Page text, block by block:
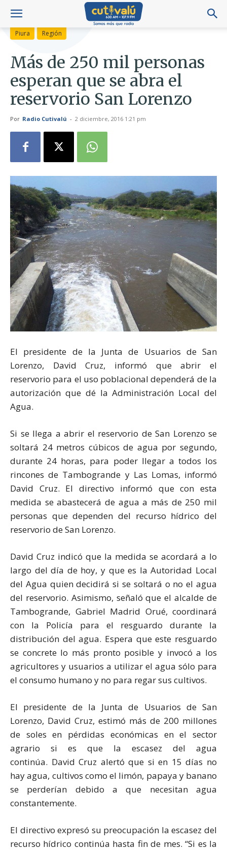
Piura Región
Más de 250 mil personas
esperan que se abra el
reservorio San Lorenzo
Por Radio Cutivalú - 2 diciembre, 2016 1:21 pm
El presidente de la Junta de Usuarios de San
Lorenzo, David Cruz, informó que abrir el
reservorio para el uso poblacional dependerá de la
autorización que dé la Administración Local del
Agua.
Si se llega a abrir el reservorio de San Lorenzo se
soltará 24 metros cúbicos de agua por segundo,
durante 24 horas, para poder llegar a todos los
rincones de Tambogrande y Las Lomas, informó
David Cruz. El directivo informó que con esta
medida se abastecerá de agua a más de 250 mil
personas que dependen del recurso hídrico del
reservorio de San Lorenzo.
David Cruz indicó que la medida se acordará a lo
largo del día de hoy, y que es la Autoridad Local
del Agua quien decidirá si se soltará o no el agua
del reservorio. Asimismo, señaló que el alcalde de
Tambogrande, Gabriel Madrid Orué, coordinará
con la Policía para el resguardo durante la
distribución del agua. Espera que este resguardo
se concrete lo más pronto posible y invocó a los
agricultores y usuarios a utilizar el agua sólo para
el consumo humano y no para regar sus cultivos.
El presidente de la Junta de Usuarios de San
Lorenzo, David Cruz, estimó más de 200 millones
de soles en pérdidas económicas en el sector
agrario si es que la escasez del agua
continúa. David Cruz alertó que si en 15 días no
hay agua, cultivos como el limón, papaya y banano
se perderían debido a que necesitan agua
constantemente.
El directivo expresó su preocupación la escasez del
recurso hídrico continúa hasta fin de mes. “Si es la